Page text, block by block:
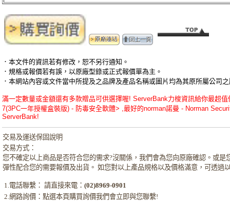
．本文件的資訊若有修改，恕不另行通知。
．規格或報價若有誤，以原廠型錄或正式報價單為主。
．本網站內容或文件當中所提及之品牌及產品名稱或圖片均為其原所屬公司
滿一定數量或金額還有多款贈品可供選擇喔! ServerBank力梭資訊給你最超
7(3PC一年授權盒裝版) - 防毒安全軟體> ,最好的norman諾曼 - Norman
ServerBank!
交易及運送保固說明
交易方式：
您不確定以上商品是否符合您的需求?沒關係，我們會為您向原廠確認。或
彈性配合您的需要報價及出貨。 如您對以上產品規格以及價格滿意，可透過
1.電話聯繫： 請直接來電：(02)8969-0901
2.網路詢價：點選本頁購買詢價我們會立即與您聯繫!